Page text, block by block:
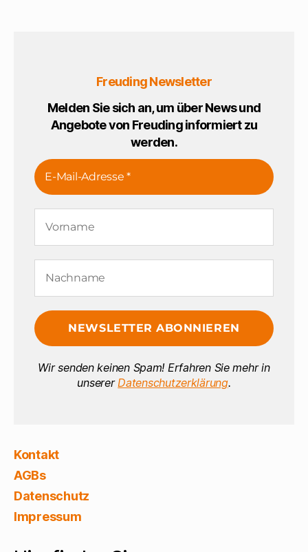
Freuding Newsletter
Melden Sie sich an, um über News und
Angebote von Freuding informiert zu
werden.
Wir senden keinen Spam! Erfahren Sie mehr in
unsererDatenschutzerklärung.
Kontakt
AGBs
Datenschutz
Impressum